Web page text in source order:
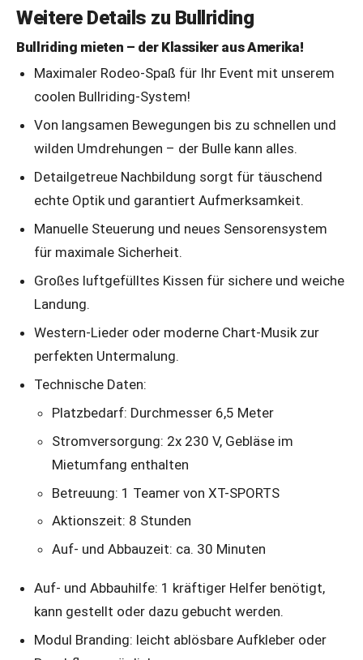
Weitere Details zu Bullriding
Bullriding mieten – der Klassiker aus Amerika!
Maximaler Rodeo-Spaß für Ihr Event mit unserem
coolen Bullriding-System!
Von langsamen Bewegungen bis zu schnellen und
wilden Umdrehungen – der Bulle kann alles.
Detailgetreue Nachbildung sorgt für täuschend
echte Optik und garantiert Aufmerksamkeit.
Manuelle Steuerung und neues Sensorensystem
für maximale Sicherheit.
Großes luftgefülltes Kissen für sichere und weiche
Landung.
Western-Lieder oder moderne Chart-Musik zur
perfekten Untermalung.
Technische Daten:
Platzbedarf: Durchmesser 6,5 Meter
Stromversorgung: 2x 230 V, Gebläse im
Mietumfang enthalten
Betreuung: 1 Teamer von XT-SPORTS
Aktionszeit: 8 Stunden
Auf- und Abbauzeit: ca. 30 Minuten
Auf- und Abbauhilfe: 1 kräftiger Helfer benötigt,
kann gestellt oder dazu gebucht werden.
Modul Branding: leicht ablösbare Aufkleber oder